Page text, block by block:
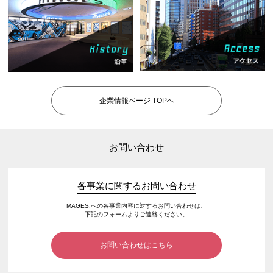
企業情報ページ TOPへ
お問い合わせ
各事業に関するお問い合わせ
MAGES.への各事業内容に対するお問い合わせは、
下記のフォームよりご連絡ください。
お問い合わせはこちら